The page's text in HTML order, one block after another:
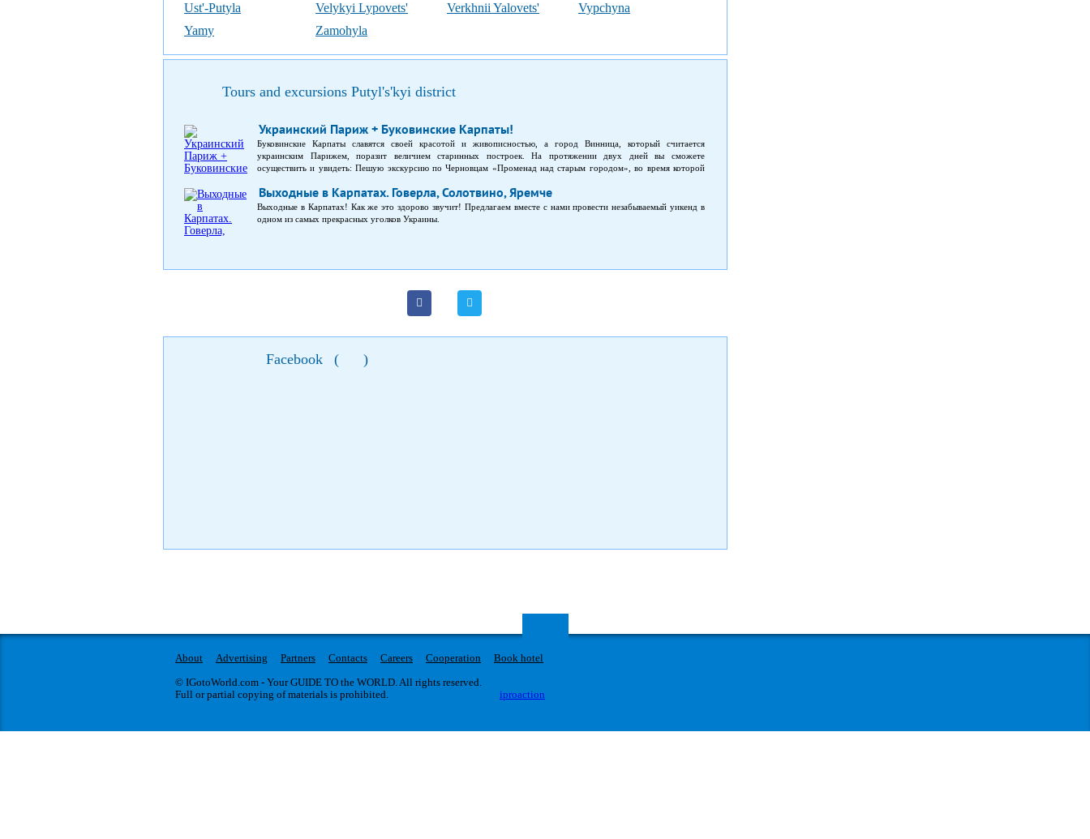
Ust'-Putyla
Velykyi Lypovets' Verkhnii Yalovets'
Vypchyna
Yamy
Zamohyla
Tours and excursions Putyl's'kyi district
Украинский Париж + Буковинские Карпаты!
Буковинские Карпаты славятся своей красотой и живописностью, а город Винница, который считается
украинским Парижем, поразит величием старинных построек. На протяжении двух дней вы сможете
осуществить и увидеть: Пешую экскурсию по Черновцам «Променад над старым городом», во время которой
историческим памятникам: Органный зал, Кафедральный собор. Поездку в Черновицкий национальный
университет, который в былые времена служил резиденцией митрополитов. Экскурсию живописными
местностями Карпат. Горные долины, река Черемош, скальные образования, пещера Довбуша. Еврейскую Микву
Выходные в Карпатах. Говерла, Солотвино, Яремче
Выходные в Карпатах! Как же это здорово звучит! Предлагаем вместе с нами провести незабываемый уикенд в
одном из самых прекрасных уголков Украины.
Facebook ( )
About Advertising Partners Contacts Careers Cooperation
Book hotel
© IGotoWorld.com - Your GUIDE TO the WORLD. All rights reserved.
Full or partial copying of materials is prohibited.
iproaction